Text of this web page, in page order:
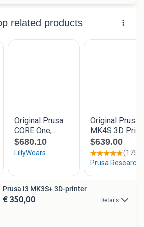
Prusa i3 MK3S+ 3D-printer
€ 350,00 Details